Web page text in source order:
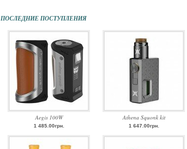
ПОСЛЕДНИЕ ПОСТУПЛЕНИЯ
Aegis 100W
1 485.00грн.
Athena Squonk kit
1 647.00грн.